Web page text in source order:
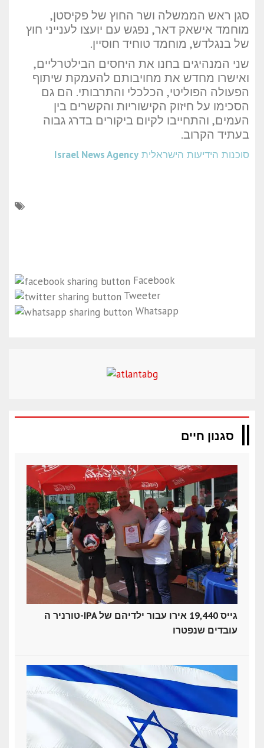
סגן ראש הממשלה ושר החוץ של פקיסטן,
מוחמד אישאק דאר, נפגש עם יועצו לענייני חוץ
של בנגלדש, מוחמד טוחיד חוסיין.
שני המנהיגים בחנו את היחסים הבילטרליים,
ואישרו מחדש את מחויבותם להעמקת שיתוף
הפעולה הפוליטי, הכלכלי והתרבותי. הם גם
הסכימו על חיזוק הקישוריות והקשרים בין
העמים, והתחייבו לקיום ביקורים בדרג גבוה
בעתיד הקרוב.
סוכנות הידיעות הישראלית Israel News Agency
Facebook
Tweeter
Whatsapp
סגנון חיים
טורניר ה-IPA גייס 19,440 אירו עבור ילדיהם של
עובדים שנפטרו